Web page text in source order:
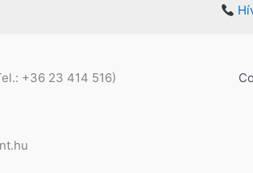
+36 23 414 516)